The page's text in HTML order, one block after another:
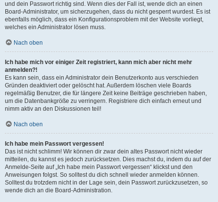
und dein Passwort richtig sind. Wenn dies der Fall ist, wende dich an einen
Board-Administrator, um sicherzugehen, dass du nicht gesperrt wurdest. Es ist
ebenfalls möglich, dass ein Konfigurationsproblem mit der Website vorliegt,
welches ein Administrator lösen muss.
Nach oben
Ich habe mich vor einiger Zeit registriert, kann mich aber nicht mehr
anmelden?!
Es kann sein, dass ein Administrator dein Benutzerkonto aus verschieden
Gründen deaktiviert oder gelöscht hat. Außerdem löschen viele Boards
regelmäßig Benutzer, die für längere Zeit keine Beiträge geschrieben haben,
um die Datenbankgröße zu verringern. Registriere dich einfach erneut und
nimm aktiv an den Diskussionen teil!
Nach oben
Ich habe mein Passwort vergessen!
Das ist nicht schlimm! Wir können dir zwar dein altes Passwort nicht wieder
mitteilen, du kannst es jedoch zurücksetzen. Dies machst du, indem du auf der
Anmelde-Seite auf „Ich habe mein Passwort vergessen“ klickst und den
Anweisungen folgst. So solltest du dich schnell wieder anmelden können.
Solltest du trotzdem nicht in der Lage sein, dein Passwort zurückzusetzen, so
wende dich an die Board-Administration.